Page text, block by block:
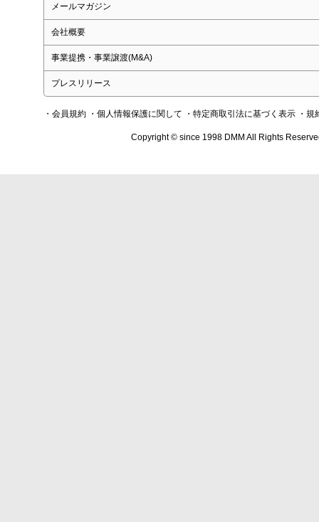
メールマガジン
会社概要
事業提携・事業譲渡(M&A)
プレスリリース
・会員規約 ・個人情報保護に関して ・特定商取引法に基づく表示 ・規
Copyright © since 1998 DMM All Rights